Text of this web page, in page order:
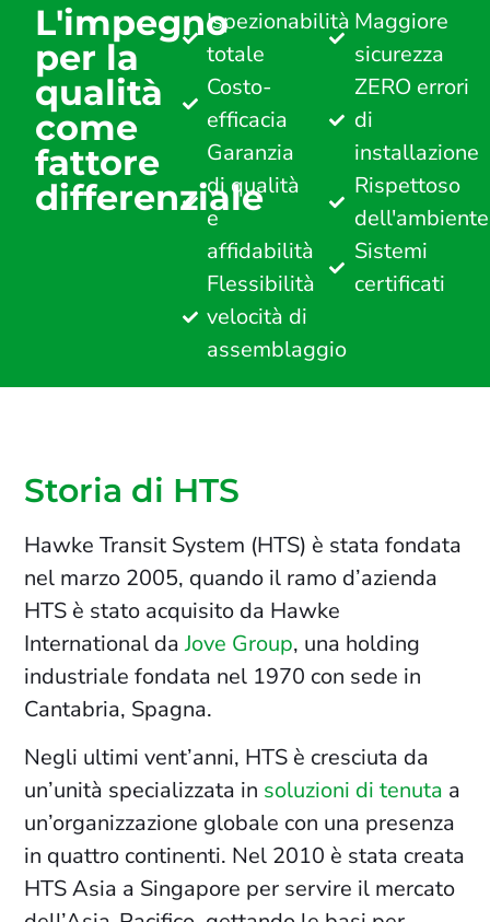
L'impegno
per la
qualità
come
fattore
differenziale
Ispezionabilità
totale
Costo-
efficacia
Garanzia
di qualità
e
affidabilità
Flessibilità
velocità di
assemblaggio
Maggiore
sicurezza
ZERO errori
di
installazione
Rispettoso
dell'ambiente
Sistemi
certificati
Storia di HTS
Hawke Transit System (HTS) è stata fondata
nel marzo 2005, quando il ramo d’azienda
HTS è stato acquisito da Hawke
International daJove Group, una holding
industriale fondata nel 1970 con sede in
Cantabria, Spagna.
Negli ultimi vent’anni, HTS è cresciuta da
un’unità specializzata in soluzioni di tenuta a
un’organizzazione globale con una presenza
in quattro continenti. Nel 2010 è stata creata
HTS Asia a Singapore per servire il mercato